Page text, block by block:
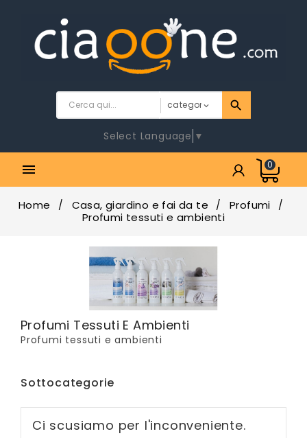
Select Language ▼
 0
Home Casa, giardino e fai da te
Profumi
Profumi tessuti e ambienti
Profumi Tessuti E Ambienti
Profumi tessuti e ambienti
Sottocategorie
Ci scusiamo per l'inconveniente.